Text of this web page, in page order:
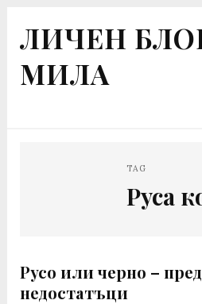
ЛИЧЕН
МИЛА
TAG
Руса
Русо или черно –
недостатъци